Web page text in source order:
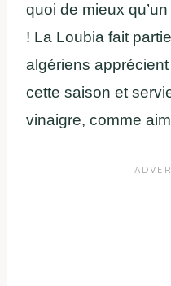
quoi de mieux
! La Loubia fait
algériens
cette saison et
vinaigre, comme